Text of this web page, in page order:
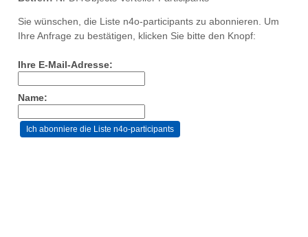
Sie wünschen, die Liste n4o-participants zu abonnieren. Um
Ihre Anfrage zu bestätigen, klicken Sie bitte den Knopf:
Ihre E-Mail-Adresse:
Name: